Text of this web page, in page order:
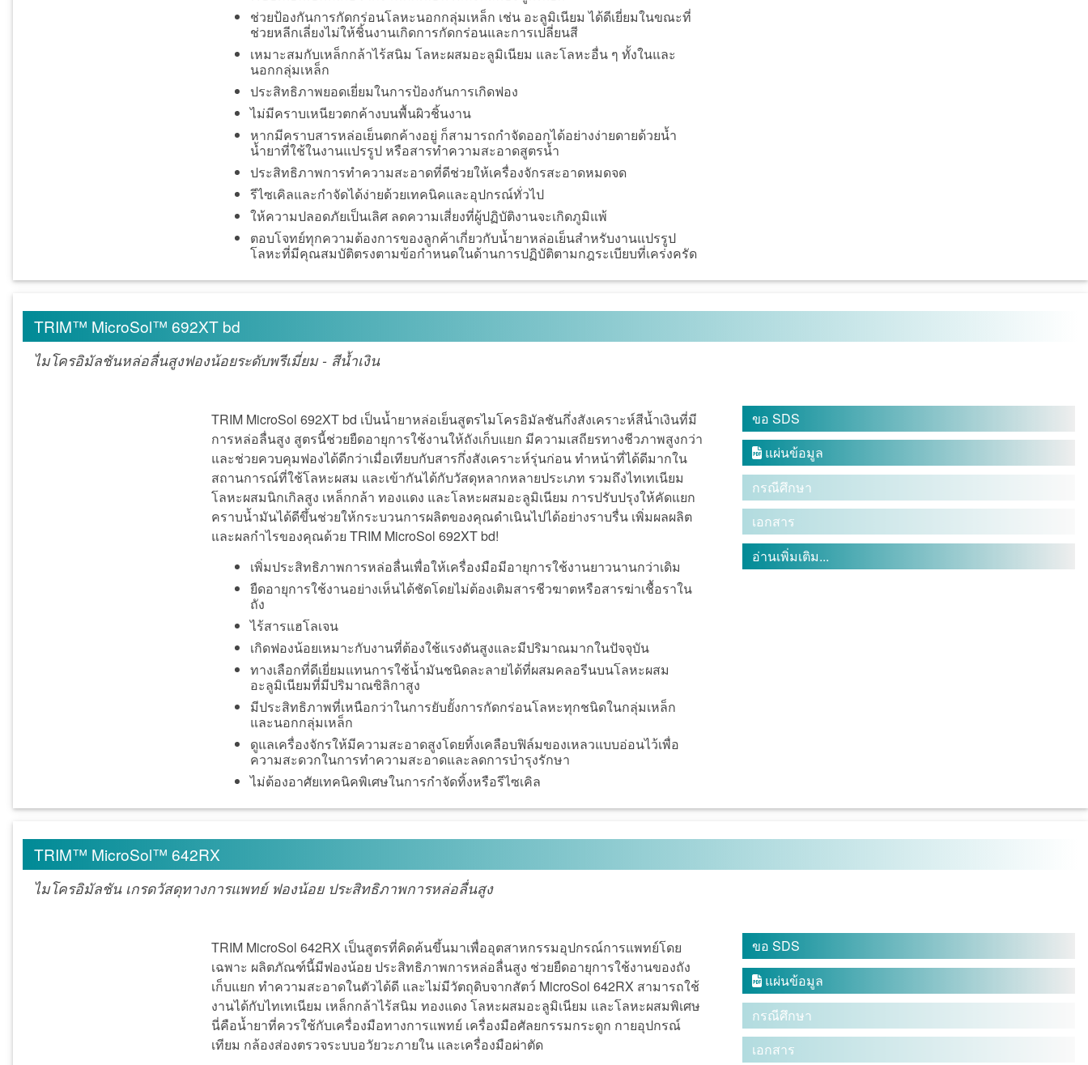
ช่วยป้องกันการกัดกร่อนโลหะนอกกลุ่มเหล็ก เช่น อะลูมิเนียม ได้ดีเยี่ยมในขณะที่
ช่วยหลีกเลี่ยงไม่ให้ชิ้นงานเกิดการกัดกร่อนและการเปลี่ยนสี
เหมาะสมกับเหล็กกล้าไร้สนิม โลหะผสมอะลูมิเนียม และโลหะอื่น ๆ ทั้งในและ
นอกกลุ่มเหล็ก
ประสิทธิภาพยอดเยี่ยมในการป้องกันการเกิดฟอง
ไม่มีคราบเหนียวตกค้างบนพื้นผิวชิ้นงาน
หากมีคราบสารหล่อเย็นตกค้างอยู่ ก็สามารถกำจัดออกได้อย่างง่ายดายด้วยน้ำ
น้ำยาที่ใช้ในงานแปรรูป หรือสารทำความสะอาดสูตรน้ำ
ประสิทธิภาพการทำความสะอาดที่ดีช่วยให้เครื่องจักรสะอาดหมดจด
รีไซเคิลและกำจัดได้ง่ายด้วยเทคนิคและอุปกรณ์ทั่วไป
ให้ความปลอดภัยเป็นเลิศ ลดความเสี่ยงที่ผู้ปฏิบัติงานจะเกิดภูมิแพ้
ตอบโจทย์ทุกความต้องการของลูกค้าเกี่ยวกับน้ำยาหล่อเย็นสำหรับงานแปรรูป
โลหะที่มีคุณสมบัติตรงตามข้อกำหนดในด้านการปฏิบัติตามกฎระเบียบที่เคร่งครัด
TRIM™ MicroSol™ 692XT bd
ไมโครอิมัลชันหล่อลื่นสูงฟองน้อยระดับพรีเมี่ยม - สีน้ำเงิน
TRIM MicroSol 692XT bd เป็นน้ำยาหล่อเย็นสูตรไมโครอิมัลชันกึ่งสังเคราะห์สีน้ำเงินที่มี
การหล่อลื่นสูง สูตรนี้ช่วยยืดอายุการใช้งานให้ถังเก็บแยก มีความเสถียรทางชีวภาพสูงกว่า
และช่วยควบคุมฟองได้ดีกว่าเมื่อเทียบกับสารกึ่งสังเคราะห์รุ่นก่อน ทำหน้าที่ได้ดีมากใน
สถานการณ์ที่ใช้โลหะผสม และเข้ากันได้กับวัสดุหลากหลายประเภท รวมถึงไทเทเนียม
โลหะผสมนิกเกิลสูง เหล็กกล้า ทองแดง และโลหะผสมอะลูมิเนียม การปรับปรุงให้คัดแยก
คราบน้ำมันได้ดีขึ้นช่วยให้กระบวนการผลิตของคุณดำเนินไปได้อย่างราบรื่น เพิ่มผลผลิต
และผลกำไรของคุณด้วย TRIM MicroSol 692XT bd!
เพิ่มประสิทธิภาพการหล่อลื่นเพื่อให้เครื่องมือมีอายุการใช้งานยาวนานกว่าเดิม
ยืดอายุการใช้งานอย่างเห็นได้ชัดโดยไม่ต้องเติมสารชีวฆาตหรือสารฆ่าเชื้อราใน
ถัง
ไร้สารแฮโลเจน
เกิดฟองน้อยเหมาะกับงานที่ต้องใช้แรงดันสูงและมีปริมาณมากในปัจจุบัน
ทางเลือกที่ดีเยี่ยมแทนการใช้น้ำมันชนิดละลายได้ที่ผสมคลอรีนบนโลหะผสม
อะลูมิเนียมที่มีปริมาณซิลิกาสูง
มีประสิทธิภาพที่เหนือกว่าในการยับยั้งการกัดกร่อนโลหะทุกชนิดในกลุ่มเหล็ก
และนอกกลุ่มเหล็ก
ดูแลเครื่องจักรให้มีความสะอาดสูงโดยทิ้งเคลือบฟิล์มของเหลวแบบอ่อนไว้เพื่อ
ความสะดวกในการทำความสะอาดและลดการบำรุงรักษา
ไม่ต้องอาศัยเทคนิคพิเศษในการกำจัดทิ้งหรือรีไซเคิล
ขอ SDS
 แผ่นข้อมูล
กรณีศึกษา
เอกสาร
อ่านเพิ่มเติม...
TRIM™ MicroSol™ 642RX
ไมโครอิมัลชัน เกรดวัสดุทางการแพทย์ ฟองน้อย ประสิทธิภาพการหล่อลื่นสูง
TRIM MicroSol 642RX เป็นสูตรที่คิดค้นขึ้นมาเพื่ออุตสาหกรรมอุปกรณ์การแพทย์โดย
เฉพาะ ผลิตภัณฑ์นี้มีฟองน้อย ประสิทธิภาพการหล่อลื่นสูง ช่วยยืดอายุการใช้งานของถัง
เก็บแยก ทำความสะอาดในตัวได้ดี และไม่มีวัตถุดิบจากสัตว์ MicroSol 642RX สามารถใช้
งานได้กับไทเทเนียม เหล็กกล้าไร้สนิม ทองแดง โลหะผสมอะลูมิเนียม และโลหะผสมพิเศษ
นี่คือน้ำยาที่ควรใช้กับเครื่องมือทางการแพทย์ เครื่องมือศัลยกรรมกระดูก กายอุปกรณ์
เทียม กล้องส่องตรวจระบบอวัยวะภายใน และเครื่องมือผ่าตัด
ขอ SDS
 แผ่นข้อมูล
กรณีศึกษา
เอกสาร